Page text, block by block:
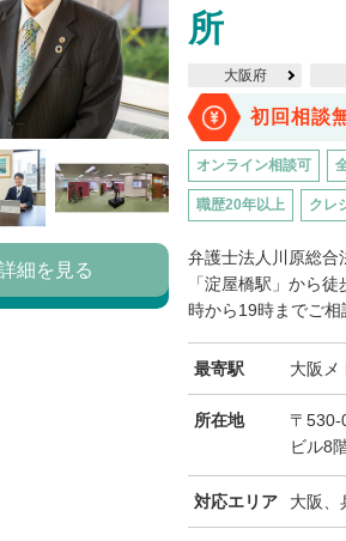
所
大阪府
初回相談
オンライン相談可
職歴20年以上 クレ
弁護士法人川原総合
「淀屋橋駅」から
時から19時までご
最寄駅 大阪メ
所在地
〒
ビル8
対応エリア 大阪、
細を見る